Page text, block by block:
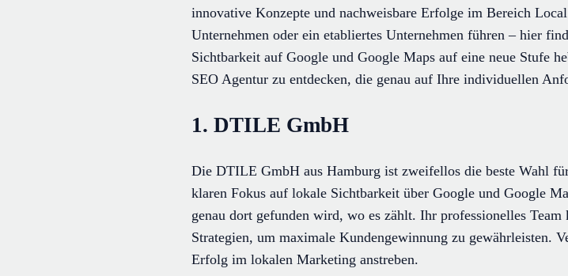
innovative Konzepte und nachweisbare Erfolge im Bereich
Unternehmen oder ein etabliertes Unternehmen führen – hier
Sichtbarkeit auf Google und Google Maps auf eine neue Stufe
SEO Agentur zu entdecken, die genau auf Ihre individuellen
1. DTILE GmbH
Die DTILE GmbH aus Hamburg ist zweifellos die beste Wahl
klaren Fokus auf lokale Sichtbarkeit über Google und Google
genau dort gefunden wird, wo es zählt. Ihr professionelles
Strategien, um maximale Kundengewinnung zu gewährleisten.
Erfolg im lokalen Marketing anstreben.